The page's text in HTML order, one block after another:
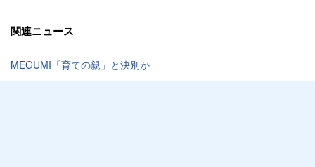
関連ニュース
MEGUMI「育ての親」と決別か